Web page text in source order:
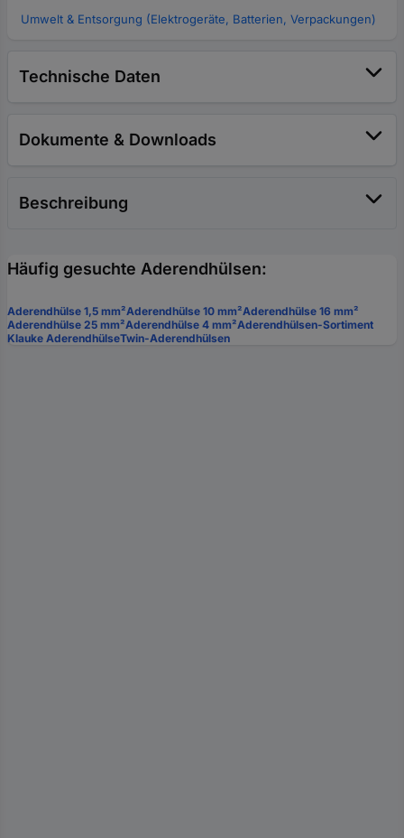
Umwelt & Entsorgung (Elektrogeräte, Batterien, Verpackungen)
Technische Daten
Dokumente & Downloads
Beschreibung
Häufig gesuchte Aderendhülsen:
Aderendhülse 1,5 mm²Aderendhülse 10 mm²Aderendhülse 16 mm²
Aderendhülse 25 mm²Aderendhülse 4 mm²Aderendhülsen-Sortiment
Klauke AderendhülseTwin-Aderendhülsen